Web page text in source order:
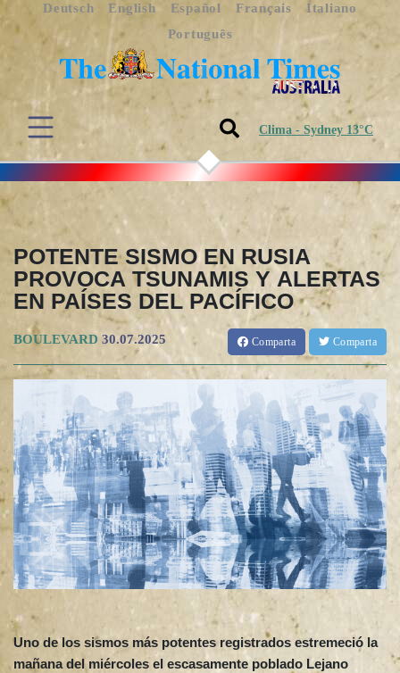
Deutsch English Español Français
Italiano
Português
Clima - Sydney 13°C
POTENTE SISMO EN RUSIA
PROVOCA TSUNAMIS Y ALERTAS
EN PAÍSES DEL PACÍFICO
BOULEVARD 30.07.2025 Comparta Comparta
Uno de los sismos más potentes registrados estremeció la
mañana del miércoles el escasamente poblado Lejano